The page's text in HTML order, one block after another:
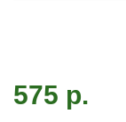
575 р.